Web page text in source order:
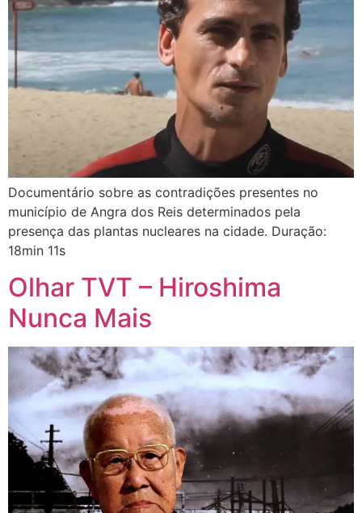
Documentário sobre as contradições presentes no
município de Angra dos Reis determinados pela
presença das plantas nucleares na cidade. Duração:
18min 11s
Olhar TVT – Hiroshima
Nunca Mais